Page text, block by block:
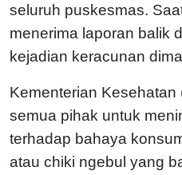
seluruh puskesmas.
menerima laporan balik
kejadian keracunan
Kementerian
semua pihak untuk
terhadap bahaya
atau chiki ngebul yang